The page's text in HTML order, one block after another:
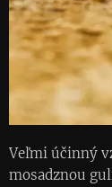
Veľmi účinný
mosadznou